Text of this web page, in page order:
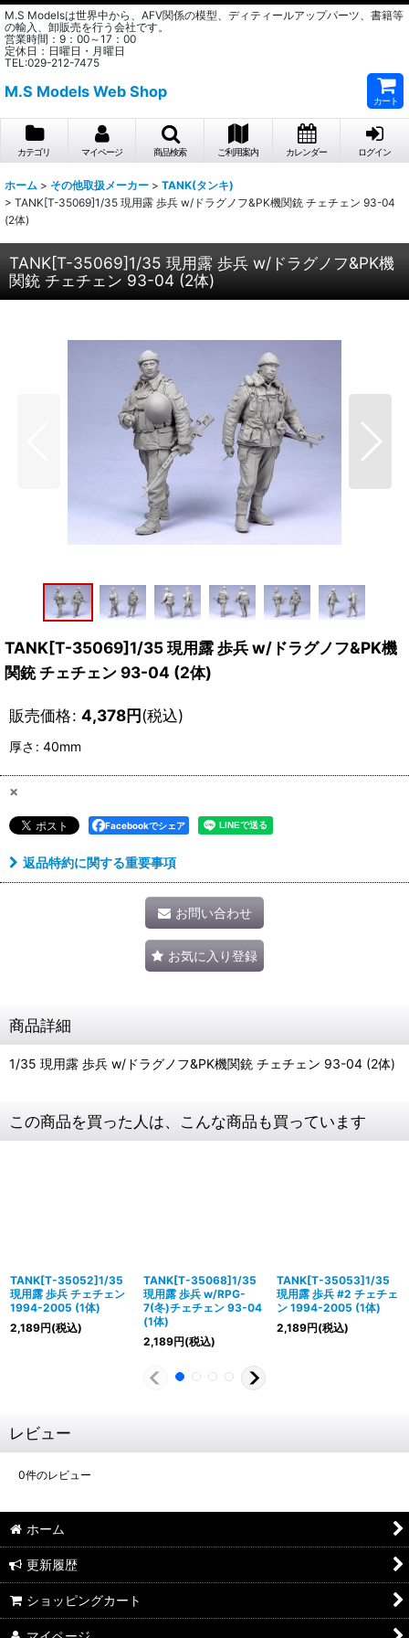
M.S Modelsは世界中から、AFV関係の模型、ディティールアップパーツ、書籍等
の輸入、卸販売を行う会社です。
営業時間：9：00～17：00
定休日：日曜日・月曜日
TEL:029-212-7475
M.S Models Web Shop
カート
カテゴリ マイページ 商品検索 ご利用案内 カレンダー ログイン
ホーム > その他取扱メーカー > TANK(タンキ)
> TANK[T-35069]1/35 現用露 歩兵 w/ドラグノフ&PK機関銃 チェチェン 93-04
(2体)
TANK[T-35069]1/35 現用露 歩兵 w/ドラグノフ&PK機
関銃 チェチェン 93-04 (2体)
TANK[T-35069]1/35 現用露 歩兵 w/ドラグノフ&PK機
関銃 チェチェン 93-04 (2体)
販売価格: 4,378円(税込)
厚さ : 40mm
×
Facebookでシェア
返品特約に関する重要事項
お問い合わせ
お気に入り登録
商品詳細
1/35 現用露 歩兵 w/ドラグノフ&PK機関銃 チェチェン 93-04 (2体)
この商品を買った人は、こんな商品も買っています
TANK[T-35052]1/35
現用露 歩兵 チェチェン
1994-2005 (1体)
2,189円(税込)
TANK[T-35068]1/35
現用露 歩兵 w/RPG-
7(冬)チェチェン 93-04
(1体)
2,189円(税込)
TANK[T-35053]1/35
現用露 歩兵 #2 チェチェ
ン 1994-2005 (1体)
2,189円(税込)
レビュー
0件のレビュー
ホーム
更新履歴
ショッピングカート